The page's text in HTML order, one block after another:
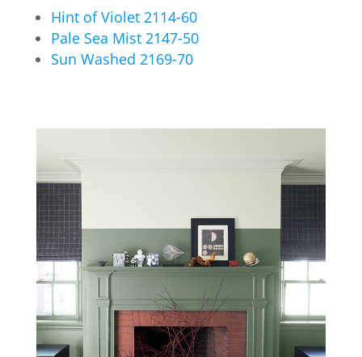
Hint of Violet 2114-60
Pale Sea Mist 2147-50
Sun Washed 2169-70